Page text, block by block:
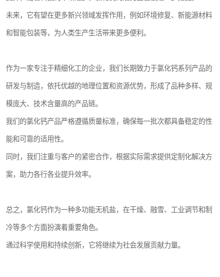
未来，它有望在更多新兴领域发挥作用，例如环境修复、新能源材料
和智能包装等，为人类生产生活带来更多便利。
作为一家专注于精细化工的企业，我们长期致力于氯化钙系列产品的
研发与制造，依托优越的地理位置和资源优势，形成了品种多样、规
模庞大、技术含量高的产品链。
我们的氯化钙产品严格遵循质量标准，确保每一批次都具备稳定的性
能和可靠的适用性。
同时，我们注重与客户的紧密合作，根据实际需求提供定制化解决方
案，助力各行各业提升效率。
总之，氯化钙作为一种多功能无机盐，在干燥、融雪、工业调节和制
冷等多个方面扮演着重要角色。
通过科学使用和持续创新，它将继续为社会发展贡献力量。